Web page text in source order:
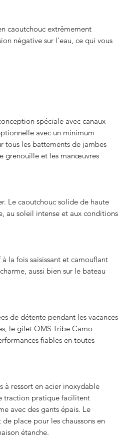
caoutchouc extrêmement
négative sur l'eau, ce qui vous
spéciale avec canaux
avec un minimum
tous les battements de jambes
grenouille et les manœuvres
Le caoutchouc solide de haute
au soleil intense et aux conditions
la fois saisissant et camouflant
aussi bien sur le bateau
de détente pendant les vacances
le gilet OMS Tribe Camo
fiables en toutes
à ressort en acier inoxydable
traction pratique facilitent
avec des gants épais. Le
place pour les chaussons en
étanche.